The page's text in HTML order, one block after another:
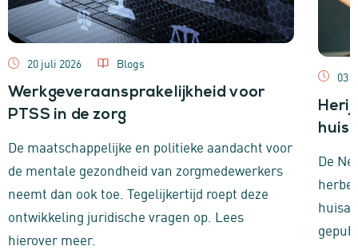
20 juli 2026
Blogs
Werkgeveraansprakelijkheid voor
PTSS in de zorg
De maatschappelijke en politieke aandacht voor
de mentale gezondheid van zorgmedewerkers
neemt dan ook toe. Tegelijkertijd roept deze
ontwikkeling juridische vragen op. Lees
hierover meer.
03
De